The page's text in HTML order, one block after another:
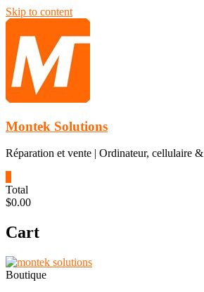
Skip to content
Montek Solutions
Réparation et vente | Ordinateur, cellulaire
Total
$0.00
Cart
Boutique